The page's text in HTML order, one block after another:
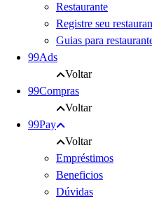
Restaurante
Registre seu
Guias para
99Ads
Voltar
99Compras
Voltar
99Pay
Voltar
Empréstimos
Beneficios
Dúvidas